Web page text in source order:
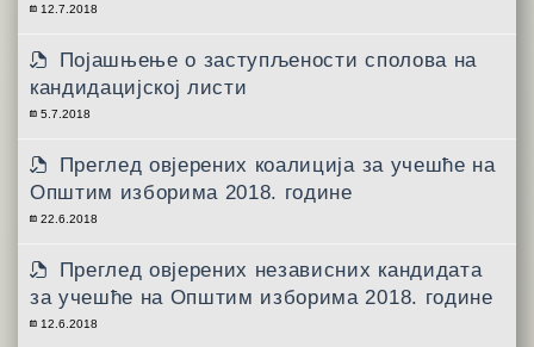
12.7.2018
Појашњење о заступљености сполова на
кандидацијској листи
5.7.2018
Преглед овјерених коалиција за учешће на
Општим изборима 2018. године
22.6.2018
Преглед овјерених независних кандидата
за учешће на Општим изборима 2018. године
12.6.2018